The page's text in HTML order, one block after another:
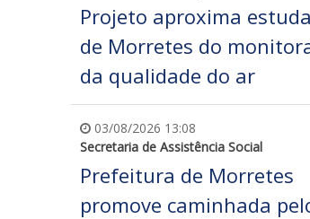
Projeto aproxima
de Morretes do
da qualidade do ar
03/08/2026 13:08
Secretaria de Assistência Social
Prefeitura de Morretes
promove caminhada